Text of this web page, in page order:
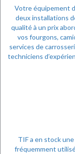
Votre équipement
deux installations
qualité à un prix
vos fourgons,
services de
techniciens
TIF a en stock
fréquemment